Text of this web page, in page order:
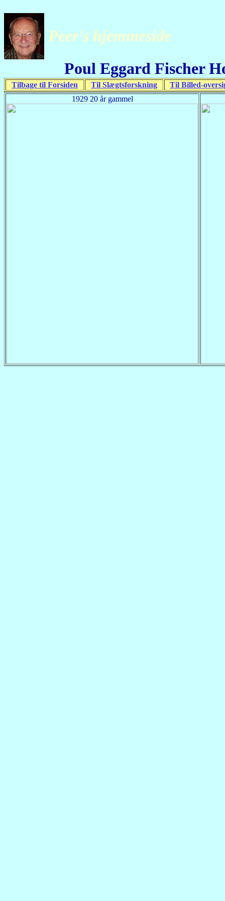
Peer's hjemmeside
Poul Eggard Fischer
Tilbage til Forsiden Til Slægtsforskning
Til Billed-
1929 20 år gammel